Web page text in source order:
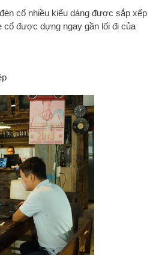
cổ nhiều kiểu dáng được sắp xếp
cổ được dựng ngay gần lối đi của